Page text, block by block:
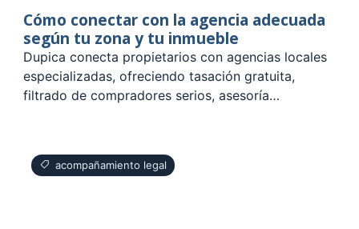
Cómo conectar con la agencia adecuada
según tu zona y tu inmueble
Dupica conecta propietarios con agencias locales
especializadas, ofreciendo tasación gratuita,
filtrado de compradores serios, asesoría…
acompañamiento legal